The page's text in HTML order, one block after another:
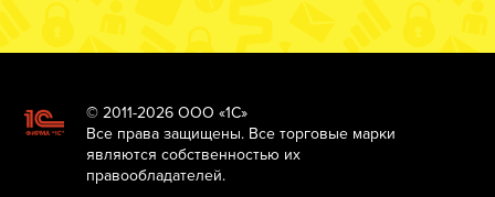
© 2011-2026 ООО «1С»
Все права защищены. Все торговые марки
являются собственностью их
правообладателей.